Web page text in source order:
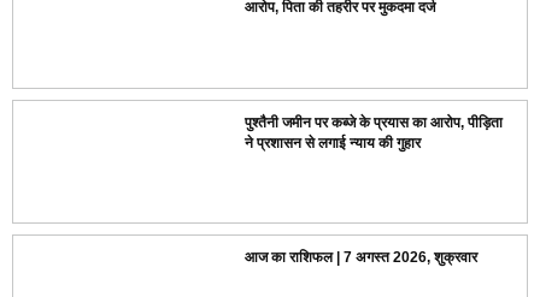
आरोप, पिता की तहरीर पर मुकदमा दर्ज
पुश्तैनी जमीन पर कब्जे के प्रयास का आरोप, पीड़िता
ने प्रशासन से लगाई न्याय की गुहार
आज का राशिफल | 7 अगस्त 2026, शुक्रवार